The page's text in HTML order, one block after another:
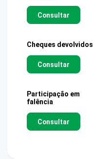
Consultar
Cheques devolvidos
Consultar
Participação em
falência
Consultar